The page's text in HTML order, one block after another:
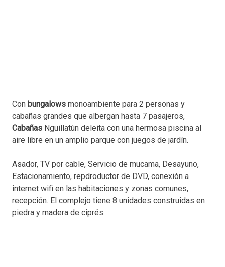
Con bungalows monoambiente para 2 personas y
cabañas grandes que albergan hasta 7 pasajeros,
Cabañas Nguillatún deleita con una hermosa piscina al
aire libre en un amplio parque con juegos de jardín.
Asador, TV por cable, Servicio de mucama, Desayuno,
Estacionamiento, repdroductor de DVD, conexión a
internet wifi en las habitaciones y zonas comunes,
recepción. El complejo tiene 8 unidades construidas en
piedra y madera de ciprés.